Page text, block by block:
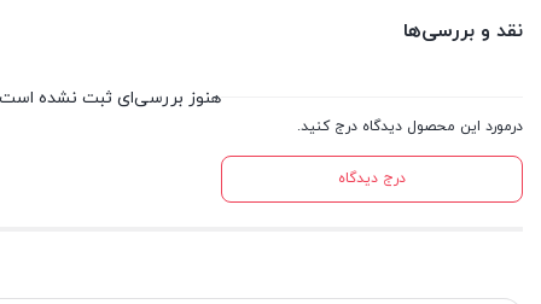
نقد و بررسی‌ها
درمورد این محصول دیدگاه درج کنید.
درج دیدگاه
هنوز بررسی‌ای ثبت نشده